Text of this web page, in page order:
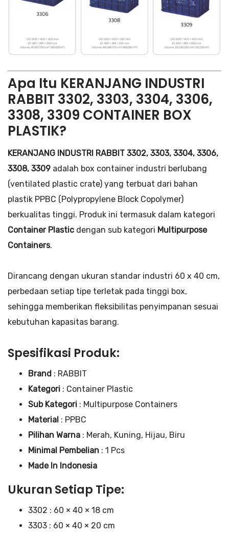
Apa Itu KERANJANG INDUSTRI
RABBIT 3302, 3303, 3304, 3306,
3308, 3309 CONTAINER BOX
PLASTIK?
KERANJANG INDUSTRI RABBIT 3302, 3303, 3304, 3306,
3308, 3309 adalah box container industri berlubang
(ventilated plastic crate) yang terbuat dari bahan
plastik PPBC (Polypropylene Block Copolymer)
berkualitas tinggi. Produk ini termasuk dalam kategori
Container Plastic dengan sub kategori Multipurpose
Containers.
Dirancang dengan ukuran standar industri 60 x 40 cm,
perbedaan setiap tipe terletak pada tinggi box,
sehingga memberikan fleksibilitas penyimpanan sesuai
kebutuhan kapasitas barang.
Spesifikasi Produk:
Brand : RABBIT
Kategori : Container Plastic
Sub Kategori : Multipurpose Containers
Material : PPBC
Pilihan Warna : Merah, Kuning, Hijau, Biru
Minimal Pembelian : 1 Pcs
Made In Indonesia
Ukuran Setiap Tipe:
3302 : 60 × 40 × 18 cm
3303 : 60 × 40 × 20 cm